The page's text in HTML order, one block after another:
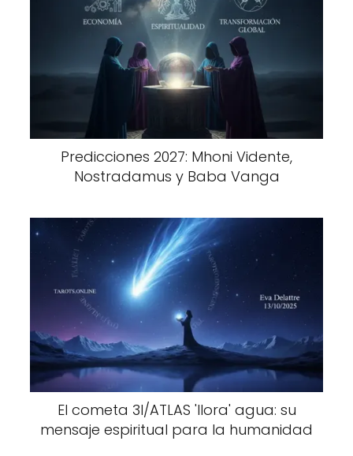
Predicciones 2027: Mhoni Vidente,
Nostradamus y Baba Vanga
El cometa 3I/ATLAS 'llora' agua: su
mensaje espiritual para la humanidad